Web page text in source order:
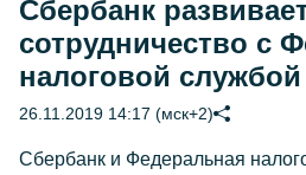
Сбербанк
сотрудничество с
налоговой
26.11.2019 14:17 (мск+2)
Сбербанк и Федеральная